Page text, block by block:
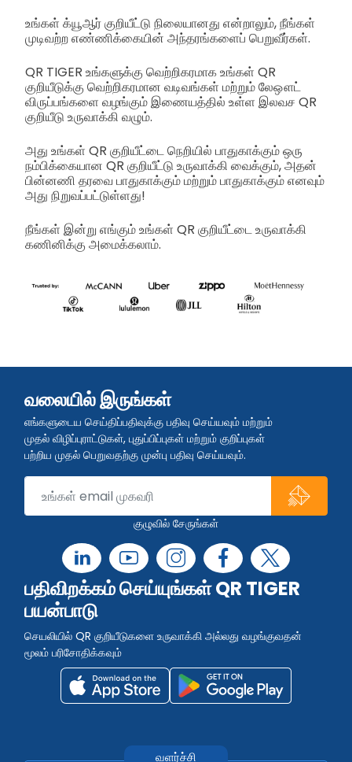
உங்கள் க்யூஆர் குறியீட்டு நிலையானது என்றாலும், நீங்கள்
முடிவற்ற எண்ணிக்கையின் அந்தரங்களைப் பெறுவீர்கள்.
QR TIGER உங்களுக்கு வெற்றிகரமாக உங்கள் QR
குறியீடுக்கு வெற்றிகரமான வடிவங்கள் மற்றும் லேஔட்
விருப்பங்களை வழங்கும் இணையத்தில் உள்ள இலவச QR
குறியீடு உருவாக்கி வழும்.
அது உங்கள் QR குறியீட்டை நெறியில் பாதுகாக்கும் ஒரு
நம்பிக்கையான QR குறியீட்டு உருவாக்கி வைக்கும், அதன்
பின்னணி தரவை பாதுகாக்கும் மற்றும் பாதுகாக்கும் எனவும்
அது நிறுவப்பட்டுள்ளது!
நீங்கள் இன்று எங்கும் உங்கள் QR குறியீட்டை உருவாக்கி
கணினிக்கு அமைக்கலாம்.
வலையில் இருங்கள்
எங்களுடைய செய்திப்பதிவுக்கு பதிவு செய்யவும் மற்றும்
முதல் விழிப்புராட்டுகள், புதுப்பிப்புகள் மற்றும் குறிப்புகள்
பற்றிய முதல் பெறுவதற்கு முன்பு பதிவு செய்யவும்.
குழுவில் சேருங்கள்
பதிவிறக்கம் செய்யுங்கள் QR TIGER
பயன்பாடு
செயலியில் QR குறியீடுகளை உருவாக்கி அல்லது வழங்குவதன்
மூலம் பரிசோதிக்கவும்
வளர்ச்சி